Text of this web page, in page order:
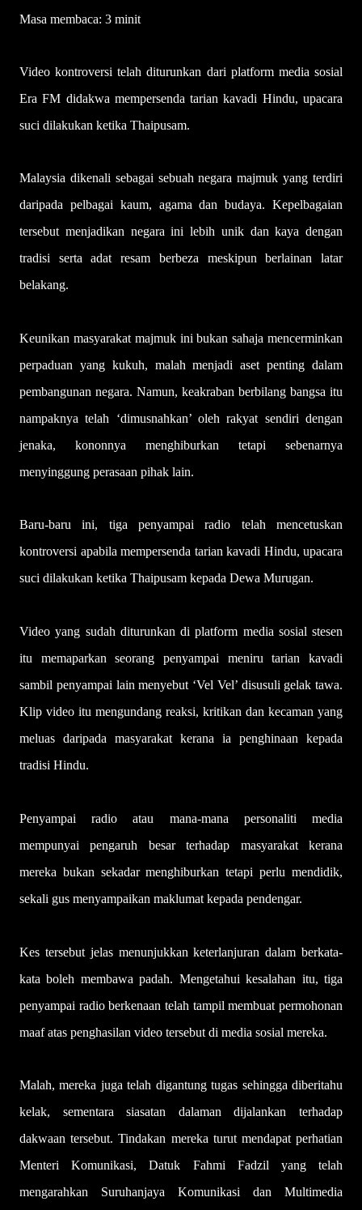
Masa membaca: 3 minit
Video kontroversi telah diturunkan dari platform media sosial
Era FM didakwa mempersenda tarian kavadi Hindu, upacara
suci dilakukan ketika Thaipusam.
Malaysia dikenali sebagai sebuah negara majmuk yang terdiri
daripada pelbagai kaum, agama dan budaya. Kepelbagaian
tersebut menjadikan negara ini lebih unik dan kaya dengan
tradisi serta adat resam berbeza meskipun berlainan latar
belakang.
Keunikan masyarakat majmuk ini bukan sahaja mencerminkan
perpaduan yang kukuh, malah menjadi aset penting dalam
pembangunan negara. Namun, keakraban berbilang bangsa itu
nampaknya telah ‘dimusnahkan’ oleh rakyat sendiri dengan
jenaka, kononnya menghiburkan tetapi sebenarnya
menyinggung perasaan pihak lain.
Baru-baru ini, tiga penyampai radio telah mencetuskan
kontroversi apabila mempersenda tarian kavadi Hindu, upacara
suci dilakukan ketika Thaipusam kepada Dewa Murugan.
Video yang sudah diturunkan di platform media sosial stesen
itu memaparkan seorang penyampai meniru tarian kavadi
sambil penyampai lain menyebut ‘Vel Vel’ disusuli gelak tawa.
Klip video itu mengundang reaksi, kritikan dan kecaman yang
meluas daripada masyarakat kerana ia penghinaan kepada
tradisi Hindu.
Penyampai radio atau mana-mana personaliti media
mempunyai pengaruh besar terhadap masyarakat kerana
mereka bukan sekadar menghiburkan tetapi perlu mendidik,
sekali gus menyampaikan maklumat kepada pendengar.
Kes tersebut jelas menunjukkan keterlanjuran dalam berkata-
kata boleh membawa padah. Mengetahui kesalahan itu, tiga
penyampai radio berkenaan telah tampil membuat permohonan
maaf atas penghasilan video tersebut di media sosial mereka.
Malah, mereka juga telah digantung tugas sehingga diberitahu
kelak, sementara siasatan dalaman dijalankan terhadap
dakwaan tersebut. Tindakan mereka turut mendapat perhatian
Menteri Komunikasi, Datuk Fahmi Fadzil yang telah
mengarahkan Suruhanjaya Komunikasi dan Multimedia